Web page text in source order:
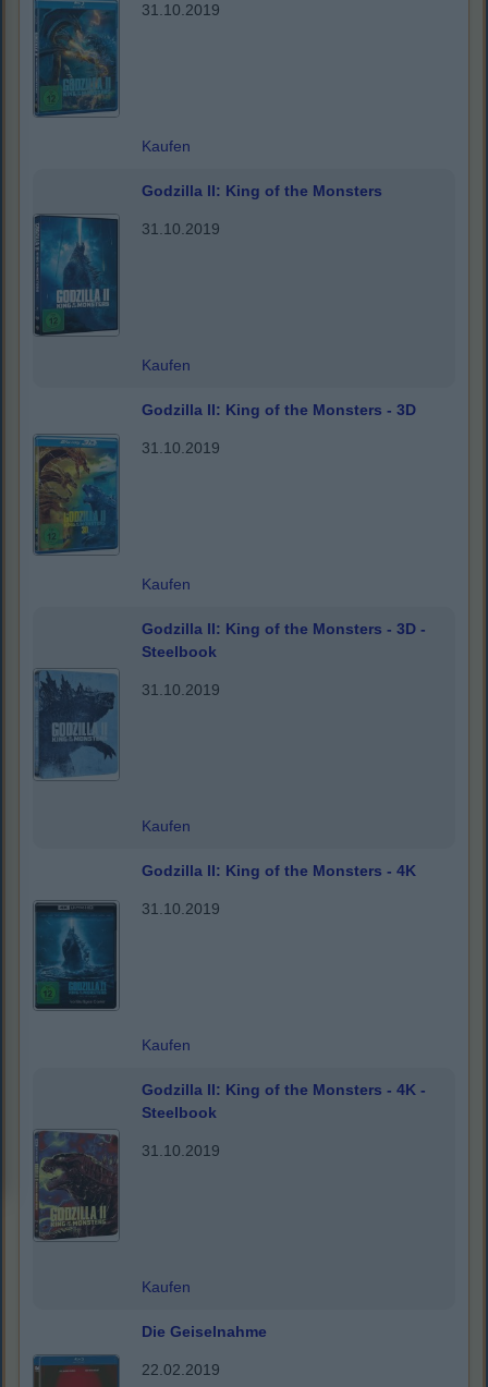
31.10.2019
Kaufen
Godzilla II: King of the Monsters
31.10.2019
Kaufen
Godzilla II: King of the Monsters - 3D
31.10.2019
Kaufen
Godzilla II: King of the Monsters - 3D -
Steelbook
31.10.2019
Kaufen
Godzilla II: King of the Monsters - 4K
31.10.2019
Kaufen
Godzilla II: King of the Monsters - 4K -
Steelbook
31.10.2019
Kaufen
Die Geiselnahme
22.02.2019